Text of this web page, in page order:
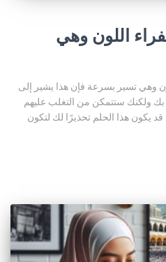
اللون وهي
وهي تسير بسرعة فإن هذا يشير إلى
بك ولكنك ستتمكن من التغلب عليهم
هذا الحلم تحذيرًا لك لتكون